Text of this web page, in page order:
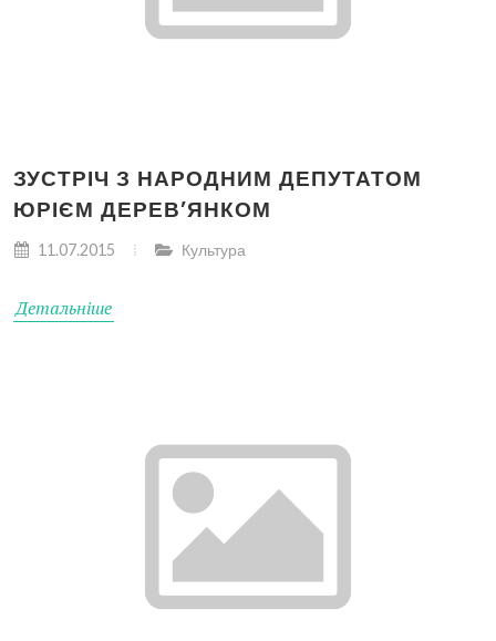
ЗУСТРІЧ З НАРОДНИМ ДЕПУТАТОМ
ЮРІЄМ ДЕРЕВ’ЯНКОМ
11.07.2015 Культура
Детальніше